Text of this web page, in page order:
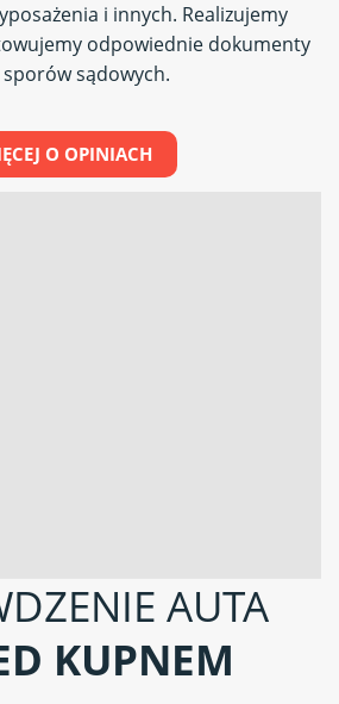
i innych. Realizujemy
odpowiednie dokumenty
sądowych.
O OPINIACH
AUTA
KUPNEM